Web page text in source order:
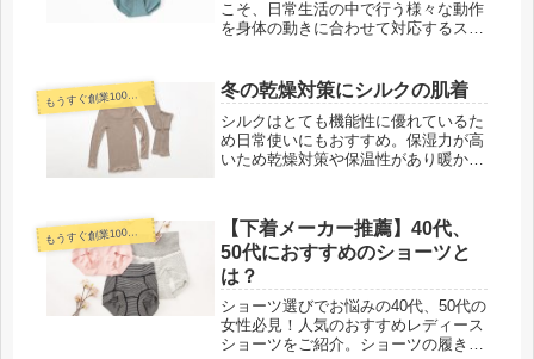
こそ、日常生活の中で行う様々な動作
を身体の動きに合わせて対応するスト
USAコットンをブレンドして編み立て
たオリジナル生地を使用した、コット
ンライクラソフトデイリーショーツが
人気！
もうすぐ創業100年下着メーカーコラム 冬の乾燥対策にシルクの肌着
シルクはとても機能性に優れているた
め日常使いにもおすすめ。保湿力が高
いため乾燥対策や保温性があり暖かい
活に取り入れてみてはいかがでしょう
か。
もうすぐ創業100年下着メーカーコラム
【下着メーカー推薦】40代、
50代におすすめのショーツと
は？
ショーツ選びでお悩みの40代、50代の
女性必見！人気のおすすめレディース
ショーツをご紹介。ショーツの履き心